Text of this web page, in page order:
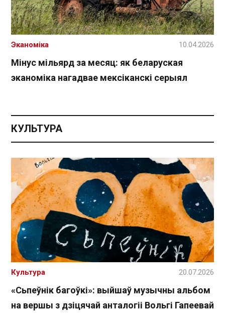
Мінус мільярд за месяц: як беларуская
эканоміка нагадвае мексіканскі серыял
Эканоміка 10.04.2026
КУЛЬТУРА
«Сьпеўнік багоўкі»: выйшаў музычны альбом
на вершы з дзіцячай анталогіі Вольгі Гапеевай
Культура 20.07.2026